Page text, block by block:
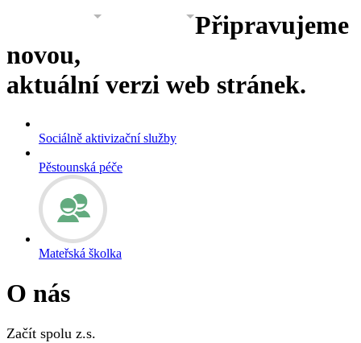
Připravujeme
novou,
aktuální verzi web stránek.
Sociálně aktivizační služby
Pěstounská péče
Mateřská školka
O nás
Začít spolu z.s.